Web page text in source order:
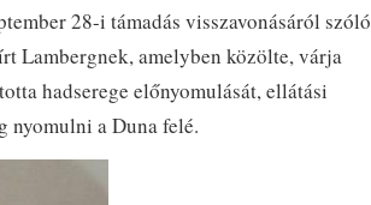
28-i támadás visszavonásáról szóló
Lambergnek, amelyben közölte, várja
hadserege előnyomulását, ellátási
nyomulni a Duna felé.